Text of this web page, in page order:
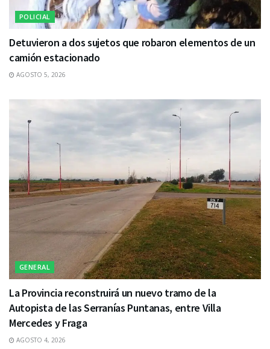
POLICIAL
Detuvieron a dos sujetos que robaron elementos de un
camión estacionado
AGOSTO 5, 2026
GENERAL
La Provincia reconstruirá un nuevo tramo de la
Autopista de las Serranías Puntanas, entre Villa
Mercedes y Fraga
AGOSTO 4, 2026